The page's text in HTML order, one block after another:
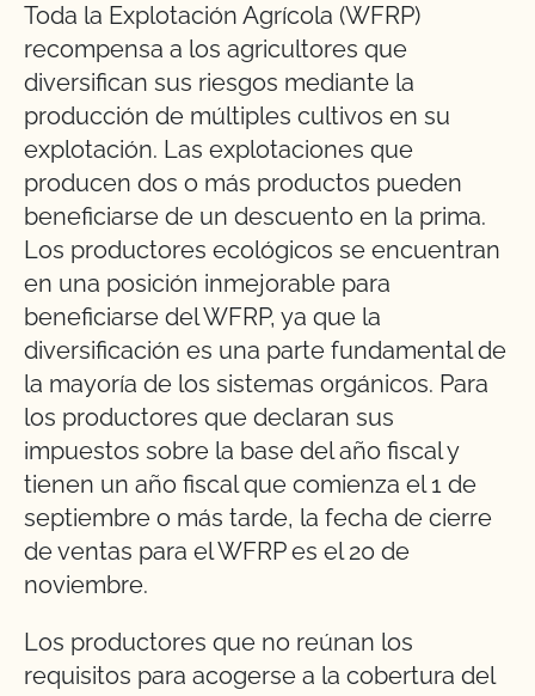
Toda la Explotación Agrícola (WFRP)
recompensa a los agricultores que
diversifican sus riesgos mediante la
producción de múltiples cultivos en su
explotación. Las explotaciones que
producen dos o más productos pueden
beneficiarse de un descuento en la prima.
Los productores ecológicos se encuentran
en una posición inmejorable para
beneficiarse del WFRP, ya que la
diversificación es una parte fundamental de
la mayoría de los sistemas orgánicos. Para
los productores que declaran sus
impuestos sobre la base del año fiscal y
tienen un año fiscal que comienza el 1 de
septiembre o más tarde, la fecha de cierre
de ventas para el WFRP es el 20 de
noviembre.
Los productores que no reúnan los
requisitos para acogerse a la cobertura del